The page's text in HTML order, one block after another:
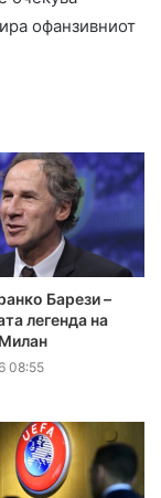
офанзивниот
Барези –
легенда на
08:55